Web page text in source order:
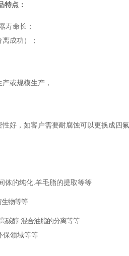
特点：
寿命长；
成功）；
或规模生产，
好，如客户需要耐腐蚀可以更换成四
体的纯化 羊毛脂的提取等等
物等等
碳醇.混合油脂的分离等等
保领域等等